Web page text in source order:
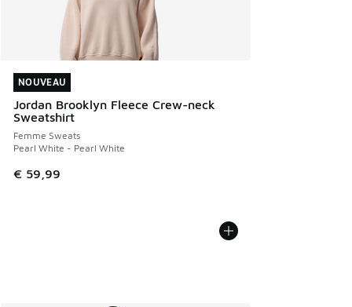
NOUVEAU
Jordan Brooklyn Fleece Crew-neck
Sweatshirt
Femme Sweats
Pearl White - Pearl White
€ 59,99
NOUVEAU